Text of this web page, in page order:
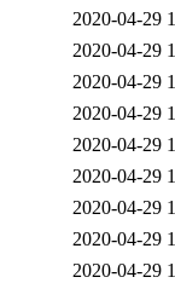
2020-04-29
2020-04-29
2020-04-29
2020-04-29
2020-04-29
2020-04-29
2020-04-29
2020-04-29
2020-04-29